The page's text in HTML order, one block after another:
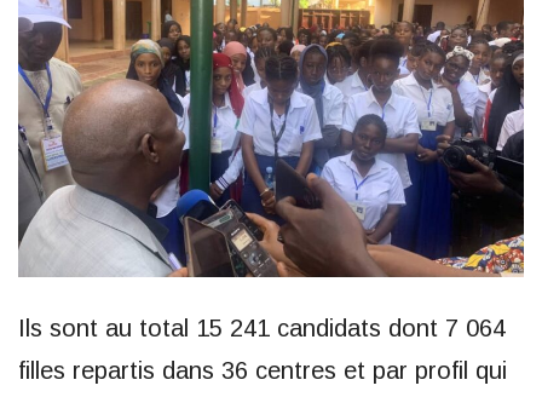
Ils sont au total 15 241 candidats dont 7 064
filles repartis dans 36 centres et par profil qui